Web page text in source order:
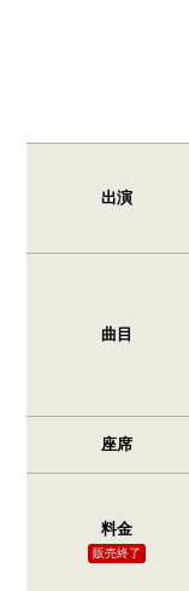
出演
曲目
座席
料金
販売終了